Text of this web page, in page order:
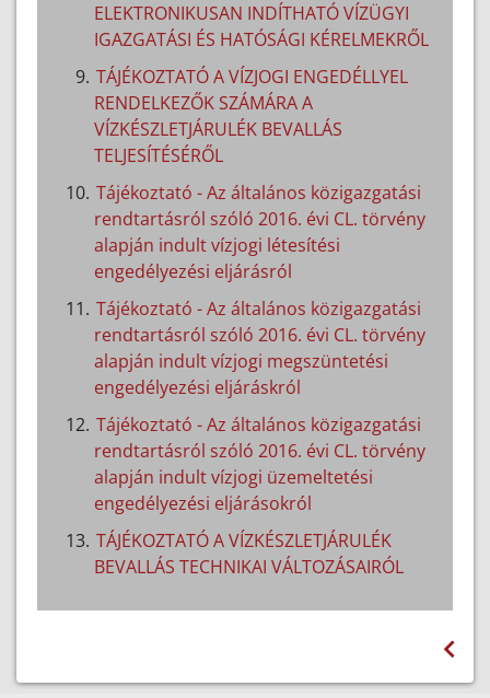
ELEKTRONIKUSAN INDÍTHATÓ VÍZÜGYI
IGAZGATÁSI ÉS HATÓSÁGI KÉRELMEKRŐL
TÁJÉKOZTATÓ A VÍZJOGI ENGEDÉLLYEL
RENDELKEZŐK SZÁMÁRA A
VÍZKÉSZLETJÁRULÉK BEVALLÁS
TELJESÍTÉSÉRŐL
Tájékoztató - Az általános közigazgatási
rendtartásról szóló 2016. évi CL. törvény
alapján indult vízjogi létesítési
engedélyezési eljárásról
Tájékoztató - Az általános közigazgatási
rendtartásról szóló 2016. évi CL. törvény
alapján indult vízjogi megszüntetési
engedélyezési eljáráskról
Tájékoztató - Az általános közigazgatási
rendtartásról szóló 2016. évi CL. törvény
alapján indult vízjogi üzemeltetési
engedélyezési eljárásokról
TÁJÉKOZTATÓ A VÍZKÉSZLETJÁRULÉK
BEVALLÁS TECHNIKAI VÁLTOZÁSAIRÓL